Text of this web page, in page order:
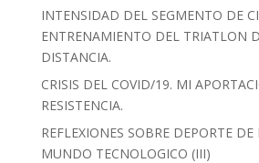
INTENSIDAD DEL SEGMENTO DE
ENTRENAMIENTO DEL TRIATLON
DISTANCIA.
CRISIS DEL COVID/19. MI
RESISTENCIA.
REFLEXIONES SOBRE DEPORTE DE
MUNDO TECNOLOGICO (III)